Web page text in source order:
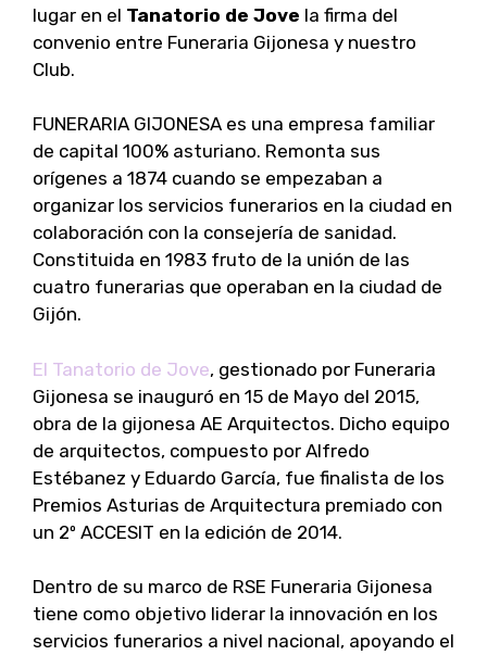
lugar en el Tanatorio de Jove la firma del
convenio entre Funeraria Gijonesa y nuestro
Club.
FUNERARIA GIJONESA es una empresa familiar
de capital 100% asturiano. Remonta sus
orígenes a 1874 cuando se empezaban a
organizar los servicios funerarios en la ciudad en
colaboración con la consejería de sanidad.
Constituida en 1983 fruto de la unión de las
cuatro funerarias que operaban en la ciudad de
Gijón.
El Tanatorio de Jove, gestionado por Funeraria
Gijonesa se inauguró en 15 de Mayo del 2015,
obra de la gijonesa AE Arquitectos. Dicho equipo
de arquitectos, compuesto por Alfredo
Estébanez y Eduardo García, fue finalista de los
Premios Asturias de Arquitectura premiado con
un 2º ACCESIT en la edición de 2014.
Dentro de su marco de RSE Funeraria Gijonesa
tiene como objetivo liderar la innovación en los
servicios funerarios a nivel nacional, apoyando el